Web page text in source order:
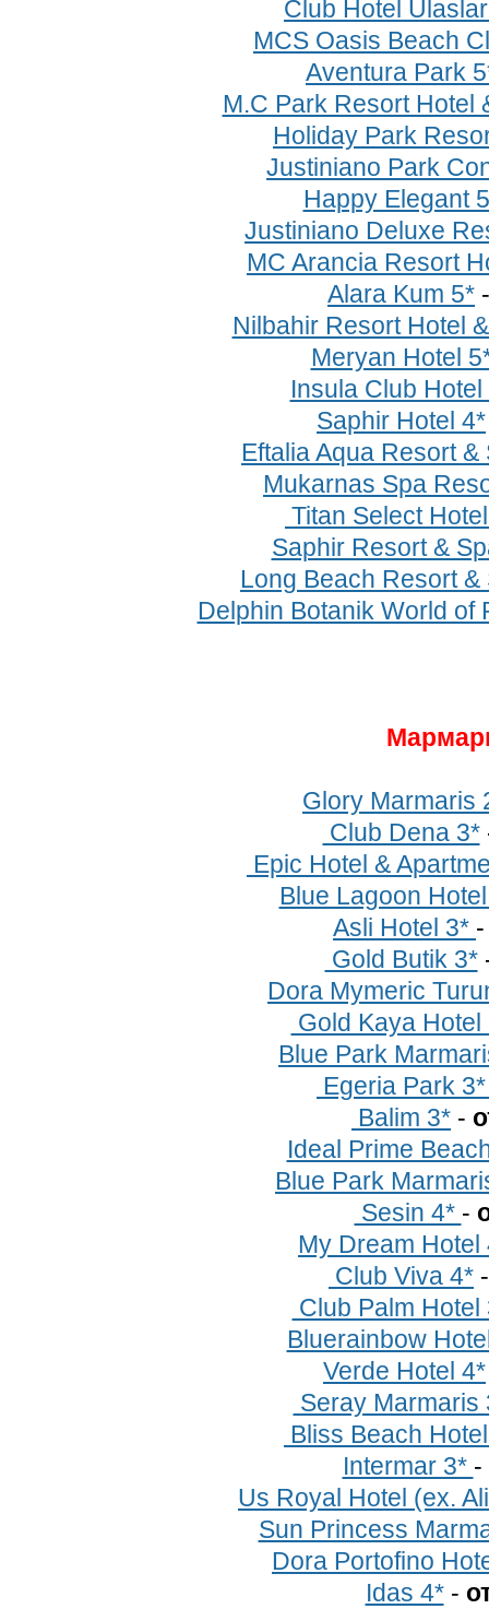
Club Hotel
MCS Oasis Beach
Aventura Park
M.C Park Resort Hotel
Holiday Park
Justiniano Park
Happy Elegant
Justiniano Deluxe
MC Arancia Resort
Alara Kum 5*
Nilbahir Resort Hotel
Meryan Hotel
Insula Club Hotel
Saphir Hotel 4*
Eftalia Aqua Resort &
Mukarnas Spa
Titan Select
Saphir Resort &
Long Beach Resort
Delphin Botanik World of
Glory Marmaris
Club Dena 3*
Epic Hotel &
Blue Lagoon
Asli Hotel 3*
Gold Butik 3*
Dora Mymeric
Gold Kaya
Blue Park
Egeria Park
Balim 3* -
Ideal Prime
Blue Park
Sesin 4* -
My Dream
Club Viva 4*
Club Palm
Bluerainbow
Verde Hotel 4*
Seray
Bliss Beach
Intermar 3* -
Us Royal Hotel (ex.
Sun Princess
Dora Portofino
Idas 4*-